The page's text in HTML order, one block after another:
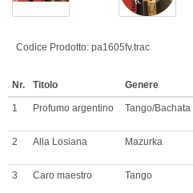
Codice Prodotto: pa1605fv.trac
Nr. Titolo Genere
1 Profumo argentino Tango/Bachata
2 Alla Losiana Mazurka
3 Caro maestro Tango